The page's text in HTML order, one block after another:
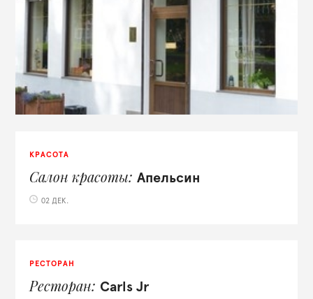
КРАСОТА
Салон красоты Апельсин
02 ДЕК.
РЕСТОРАН
Ресторан Carls Jr